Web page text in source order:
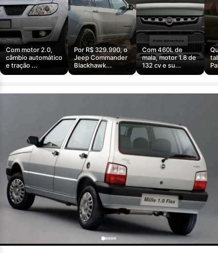
Com motor 2.0,
câmbio automático
e tração ...
Por R$ 329.990, o
Jeep Commander
Blackhawk...
Com 460L de
mala, motor 1.8 de
132 cv e su...